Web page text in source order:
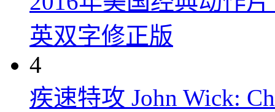
英双字修正版
4
疾速特攻 John Wick: